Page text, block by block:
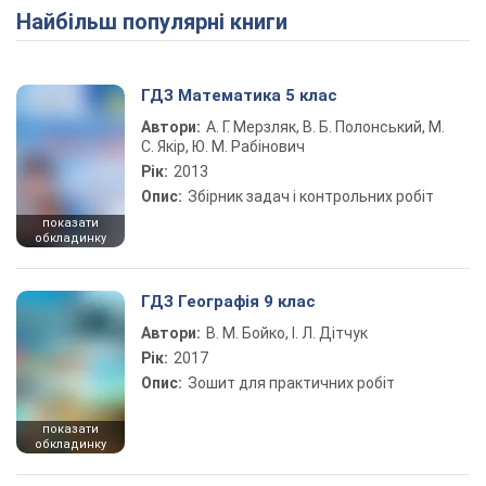
Найбільш популярні книги
показати
обкладинку
ГДЗ Математика 5 клас
Автори: А. Г. Мерзляк, В. Б. Полонський, М.
С. Якір, Ю. М. Рабінович
Рік: 2013
Опис: Збірник задач і контрольних робіт
показати
обкладинку
ГДЗ Географія 9 клас
Автори: В. М. Бойко, І. Л. Дітчук
Рік: 2017
Опис: Зошит для практичних робіт